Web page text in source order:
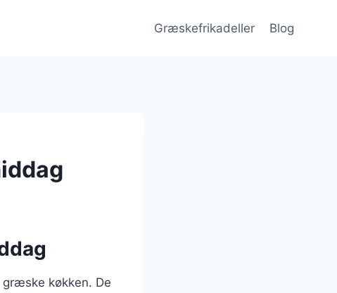
Græskefrikadeller Blog
køkken. De